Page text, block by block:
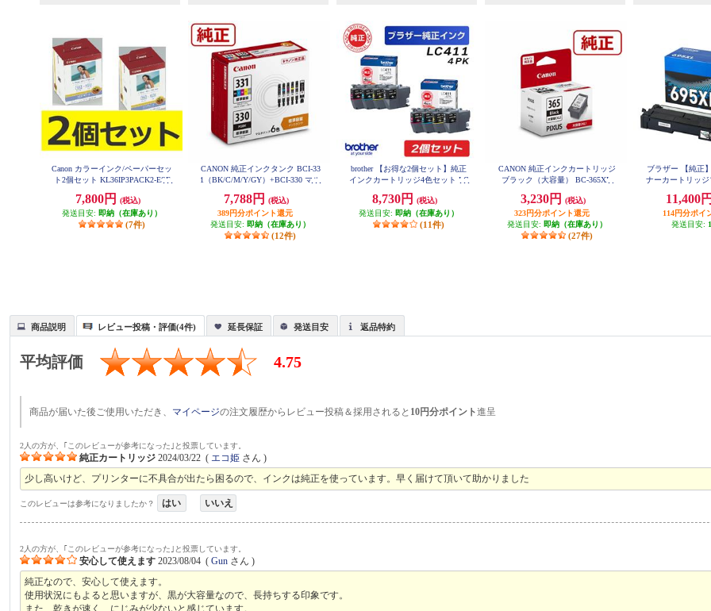
Canon カラーインク/ペーパーセッ
ト2個セット KL36IP3PACK2-ESE
7,800円
(税込)
発送目安: 即納（在庫あり）
(7件)
CANON 純正インクタンク BCI-33
1（BK/C/M/Y/GY）+BCI-330 マル
7,788円
(税込)
389円分ポイント還元
発送目安: 即納（在庫あり）
(12件)
brother 【お得な2個セット】純正
インクカートリッジ4色セット LC
8,730円
(税込)
発送目安: 即納（在庫あり）
(11件)
CANON 純正インクカートリッジ
ブラック（大容量） BC-365XL
3,230円
(税込)
323円分ポイント還元
発送目安: 即納（在庫あり）
(27件)
ブラザー 【純正
ナーカートリッジ
11,400円
114円分ポイ
発送目安:
商品説明 レビュー投稿・評価(4件) 延長保証 発送目安 返品特約
平均評価 4.75
商品が届いた後ご使用いただき、 マイページの注文履歴からレビュー投稿＆採用されると 10円分ポイント進呈
2人の方が、｢このレビューが参考になった｣と投票しています。
純正カートリッジ 2024/03/22 ( エコ姫 さん )
少し高いけど、プリンターに不具合が出たら困るので、インクは純正を使っています。早く届けて頂いて助かりました
このレビューは参考になりましたか？ はい いいえ
2人の方が、｢このレビューが参考になった｣と投票しています。
安心して使えます 2023/08/04 (Gun さん )
純正なので、安心して使えます。
使用状況にもよると思いますが、黒が大容量なので、長持ちする印象です。
また、乾きが速く、にじみが少ないと感じています。